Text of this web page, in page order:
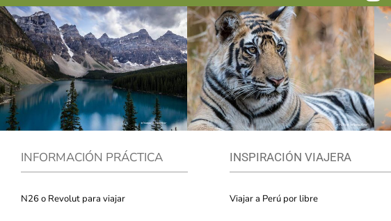
INFORMACIÓN PRÁCTICA
N26 o Revolut para viajar
INSPIRACIÓN VIAJERA
Viajar a Perú por libre